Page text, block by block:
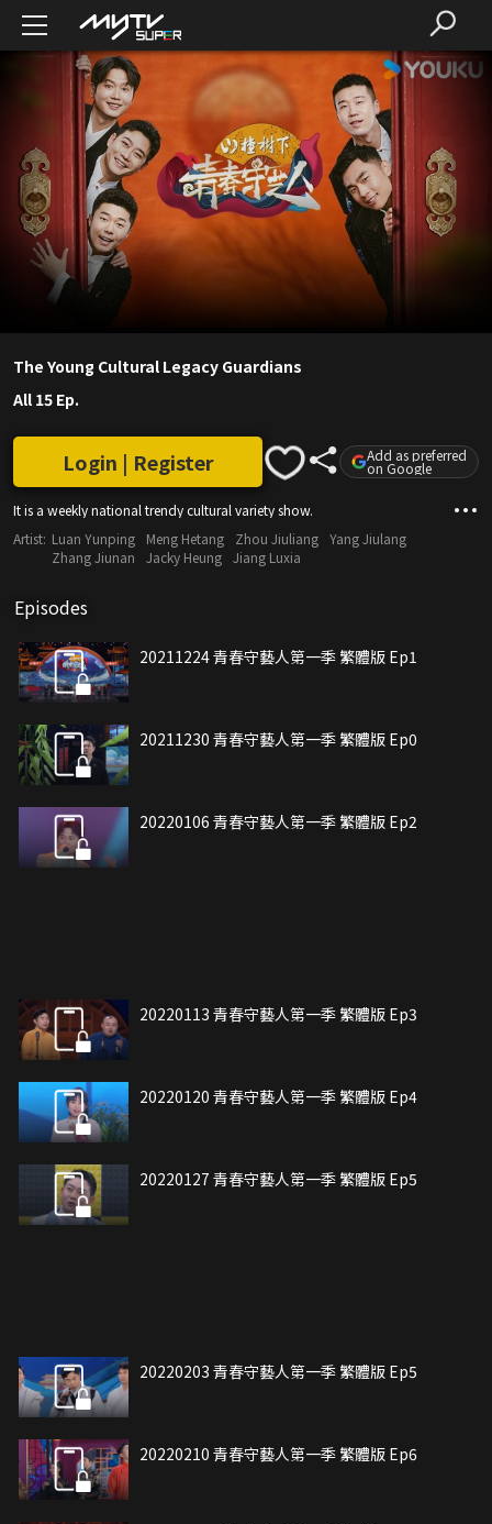
The Young Cultural Legacy Guardians
All 15 Ep.
It is a weekly national trendy cultural variety show.
Login | Register Add as preferred
on Google
Artist: Luan Yunping Meng Hetang Zhou Jiuliang Yang Jiulang
Zhang Jiunan
Jacky Heung Jiang Luxia
Episodes
20211224 青春守藝人第一季 繁體版 Ep1
20211230 青春守藝人第一季 繁體版 Ep0
20220106 青春守藝人第一季 繁體版 Ep2
20220113 青春守藝人第一季 繁體版 Ep3
20220120 青春守藝人第一季 繁體版 Ep4
20220127 青春守藝人第一季 繁體版 Ep5
20220203 青春守藝人第一季 繁體版 Ep5
20220210 青春守藝人第一季 繁體版 Ep6